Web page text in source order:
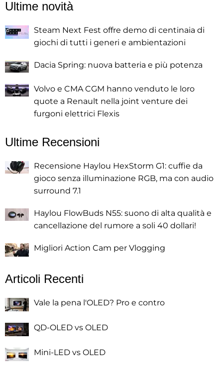
Ultime novità
Steam Next Fest offre demo di centinaia di
giochi di tutti i generi e ambientazioni
Dacia Spring: nuova batteria e più potenza
Volvo e CMA CGM hanno venduto le loro
quote a Renault nella joint venture dei
furgoni elettrici Flexis
Ultime Recensioni
Recensione Haylou HexStorm G1: cuffie da
gioco senza illuminazione RGB, ma con audio
surround 7.1
Haylou FlowBuds N55: suono di alta qualità e
cancellazione del rumore a soli 40 dollari!
Migliori Action Cam per Vlogging
Articoli Recenti
Vale la pena l'OLED? Pro e contro
QD-OLED vs OLED
Mini-LED vs OLED